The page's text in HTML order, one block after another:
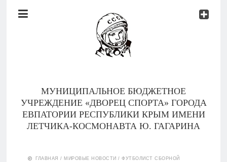
Документы
МУНИЦИПАЛЬНОЕ БЮДЖЕТНОЕ
УЧРЕЖДЕНИЕ «ДВОРЕЦ СПОРТА» ГОРОДА
ЕВПАТОРИИ РЕСПУБЛИКИ КРЫМ ИМЕНИ
ЛЕТЧИКА-КОСМОНАВТА Ю. ГАГАРИНА
ГЛАВНАЯ / МИРОВЫЕ НОВОСТИ /ФУТБОЛИСТ СБОРНОЙ